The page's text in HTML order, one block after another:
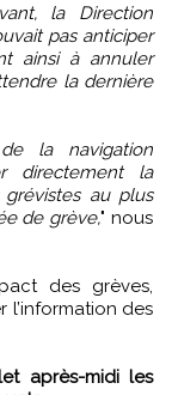
la Direction
pas anticiper
ainsi à annuler
la dernière
la navigation
directement la
au plus
de grève," nous
des grèves,
l’information des
après-midi les